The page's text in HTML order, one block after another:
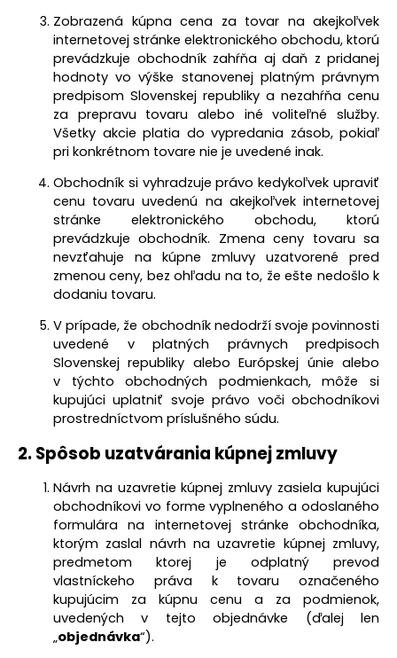
Zobrazená kúpna cena za tovar na akejkoľvek
internetovej stránke elektronického obchodu, ktorú
prevádzkuje obchodník zahŕňa aj daň z pridanej
hodnoty vo výške stanovenej platným právnym
predpisom Slovenskej republiky a nezahŕňa cenu
za prepravu tovaru alebo iné voliteľné služby.
Všetky akcie platia do vypredania zásob, pokiaľ
pri konkrétnom tovare nie je uvedené inak.
Obchodník si vyhradzuje právo kedykoľvek upraviť
cenu tovaru uvedenú na akejkoľvek internetovej
stránke elektronického obchodu, ktorú
prevádzkuje obchodník. Zmena ceny tovaru sa
nevzťahuje na kúpne zmluvy uzatvorené pred
zmenou ceny, bez ohľadu na to, že ešte nedošlo k
dodaniu tovaru.
V prípade, že obchodník nedodrží svoje povinnosti
uvedené v platných právnych predpisoch
Slovenskej republiky alebo Európskej únie alebo
v týchto obchodných podmienkach, môže si
kupujúci uplatniť svoje právo voči obchodníkovi
prostredníctvom príslušného súdu.
2.Spôsob uzatvárania kúpnej zmluvy
Návrh na uzavretie kúpnej zmluvy zasiela kupujúci
obchodníkovi vo forme vyplneného a odoslaného
formulára na internetovej stránke obchodníka,
ktorým zaslal návrh na uzavretie kúpnej zmluvy,
predmetom ktorej je odplatný prevod
vlastníckeho práva k tovaru označeného
kupujúcim za kúpnu cenu a za podmienok,
uvedených v tejto objednávke (ďalej len
„objednávka“).